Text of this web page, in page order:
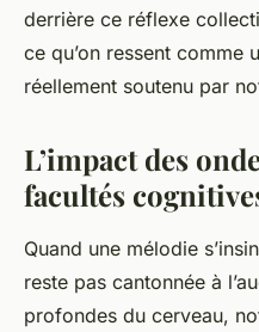
derrière ce réflexe
ce qu’on ressent comme
réellement soutenu par
L’impact des
facultés
Quand une mélodie
reste pas cantonnée à
profondes du cerveau,